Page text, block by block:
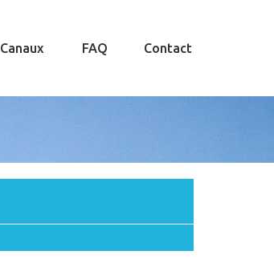
Canaux FAQ Contact